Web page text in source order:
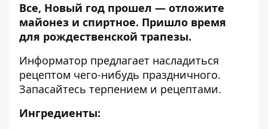
Все, Новый год прошел — отложите
майонез и спиртное. Пришло время
для рождественской трапезы.
Информатор предлагает насладиться
рецептом чего-нибудь праздничного.
Запасайтесь терпением и рецептами.
Ингредиенты: